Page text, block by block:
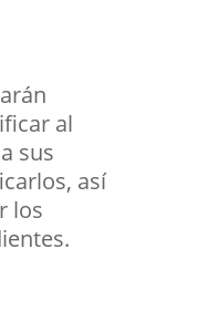
al
sus
así
los